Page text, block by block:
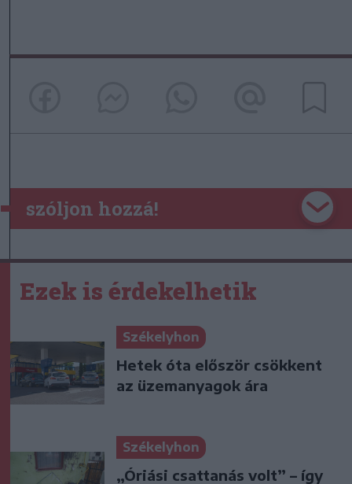
szóljon hozzá!
Ezek is érdekelhetik
Székelyhon
Hetek óta először csökkent
az üzemanyagok ára
Székelyhon
„Óriási csattanás volt” – így